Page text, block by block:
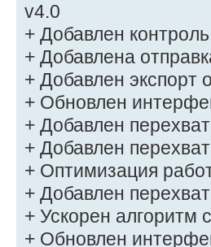
v4.0
+ Добавлен
+ Добавлена
+ Добавлен экспорт
+ Обновлен
+ Добавлен
+ Добавлен
+ Оптимизация
+ Добавлен
+ Ускорен алгоритм
+ Обновлен